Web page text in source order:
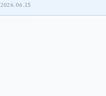
2026.06.15